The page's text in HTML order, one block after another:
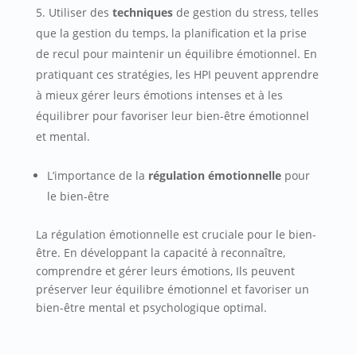
Utiliser des techniquesde gestion du stress, telles
que la gestion du temps, la planification et la prise
de recul pour maintenir un équilibre émotionnel. En
pratiquant ces stratégies, les HPI peuvent apprendre
à mieux gérer leurs émotions intenses et à les
équilibrer pour favoriser leur bien-être émotionnel
et mental.
L’importance de la régulation émotionnellepour
le bien-être
La régulation émotionnelle est cruciale pour le bien-
être. En développant la capacité à reconnaître,
comprendre et gérer leurs émotions, Ils peuvent
préserver leur équilibre émotionnel et favoriser un
bien-être mental et psychologique optimal.